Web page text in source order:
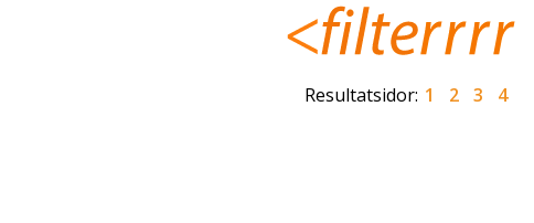
Resultatsidor: 1 2 3 4